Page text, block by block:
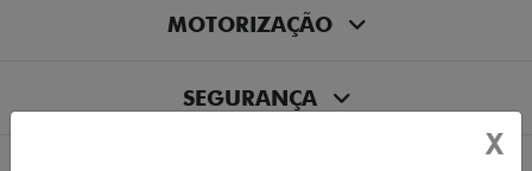
MOTORIZAÇÃO
SEGURANÇA
X